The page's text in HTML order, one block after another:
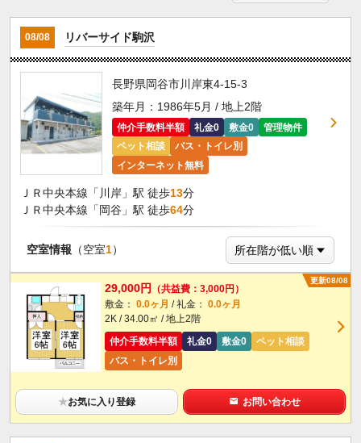
08/08 リバーサイド駒沢
長野県岡谷市川岸東4-15-3
築年月：1986年5月 / 地上2階
仲介手数料半額 礼金0 敷金0
管理物件
ペット相談
バス・トイレ別
インターネット無料
ＪＲ中央本線「川岸」駅 徒歩13分
ＪＲ中央本線「岡谷」駅 徒歩64分
空室情報 （空室1）
更新08/08
29,000円
（共益費：3,000円）
敷金： 0.0ヶ月 / 礼金： 0.0ヶ月
2K / 34.00㎡ / 地上2階
仲介手数料半額
礼金0 敷金0
ペット相談
バス・トイレ別
★お気に入り登録 お問い合わせ